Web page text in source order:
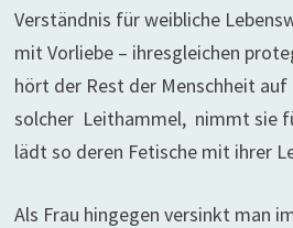
Verständnis für weibliche
mit Vorliebe – ihresgleichen
hört der Rest der Menschheit
solcher Leithammel, nimmt sie
lädt so deren Fetische mit ihrer
Als Frau hingegen versinkt man